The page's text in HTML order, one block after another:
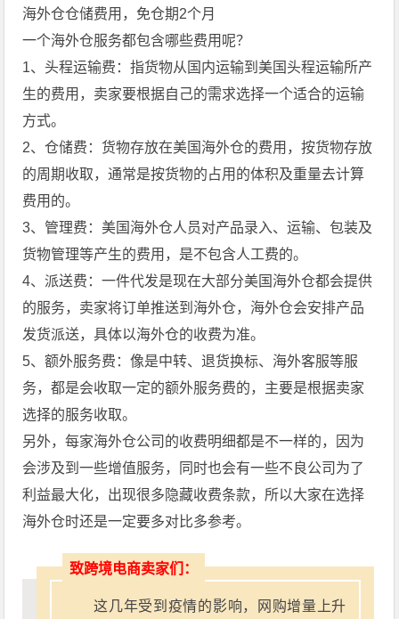
海外仓仓储费用，免仓期2个月
一个海外仓服务都包含哪些费用呢？
1、头程运输费：指货物从国内运输到美国头程运输所产
生的费用，卖家要根据自己的需求选择一个适合的运输
方式。
2、仓储费：货物存放在美国海外仓的费用，按货物存放
的周期收取，通常是按货物的占用的体积及重量去计算
费用的。
3、管理费：美国海外仓人员对产品录入、运输、包装及
货物管理等产生的费用，是不包含人工费的。
4、派送费：一件代发是现在大部分美国海外仓都会提供
的服务，卖家将订单推送到海外仓，海外仓会安排产品
发货派送，具体以海外仓的收费为准。
5、额外服务费：像是中转、退货换标、海外客服等服
务，都是会收取一定的额外服务费的，主要是根据卖家
选择的服务收取。
另外，每家海外仓公司的收费明细都是不一样的，因为
会涉及到一些增值服务，同时也会有一些不良公司为了
利益最大化，出现很多隐藏收费条款，所以大家在选择
海外仓时还是一定要多对比多参考。
致跨境电商卖家们：
这几年受到疫情的影响，网购增量上升